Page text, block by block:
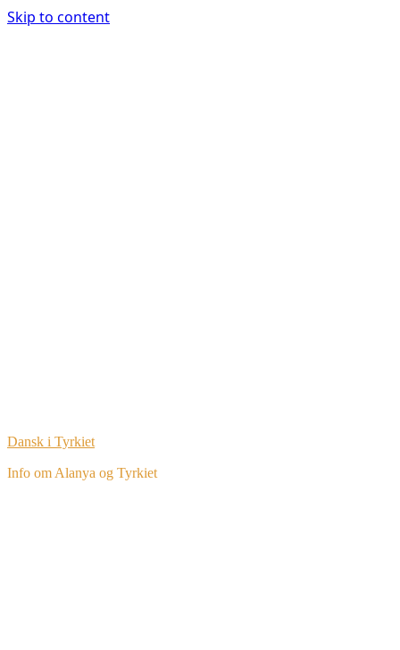
Skip to content
Dansk i Tyrkiet
Info om Alanya og Tyrkiet